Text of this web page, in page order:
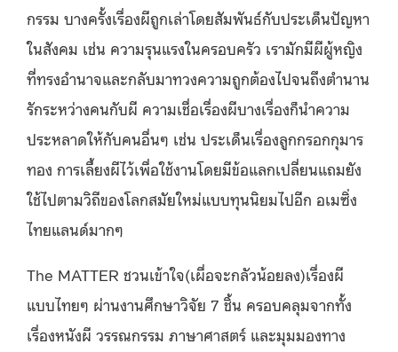
กรรม บางครั้งเรื่องผีถูกเล่าโดยสัมพันธ์กับประเด็นปัญหา
ในสังคม เช่น ความรุนแรงในครอบครัว เรามักมีผีผู้หญิง
ที่ทรงอำนาจและกลับมาทวงความถูกต้องไปจนถึงตำนาน
รักระหว่างคนกับผี ความเชื่อเรื่องผีบางเรื่องก็นำความ
ประหลาดให้กับคนอื่นๆ เช่น ประเด็นเรื่องลูกกรอกกุมาร
ทอง การเลี้ยงผีไว้เพื่อใช้งานโดยมีข้อแลกเปลี่ยนแถมยัง
ใช้ไปตามวิถีของโลกสมัยใหม่แบบทุนนิยมไปอีก อเมซิ่ง
ไทยแลนด์มากๆ
The MATTER ชวนเข้าใจ(เผื่อจะกลัวน้อยลง)เรื่องผี
แบบไทยๆ ผ่านงานศึกษาวิจัย 7 ชิ้น ครอบคลุมจากทั้ง
เรื่องหนังผี วรรณกรรม ภาษาศาสตร์ และมุมมองทาง